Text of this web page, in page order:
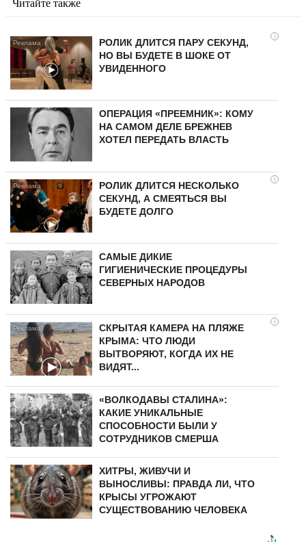
Читайте также
i
РОЛИК ДЛИТСЯ ПАРУ СЕКУНД,
НО ВЫ БУДЕТЕ В ШОКЕ ОТ
УВИДЕННОГО
ОПЕРАЦИЯ «ПРЕЕМНИК»: КОМУ
НА САМОМ ДЕЛЕ БРЕЖНЕВ
ХОТЕЛ ПЕРЕДАТЬ ВЛАСТЬ
i
РОЛИК ДЛИТСЯ НЕСКОЛЬКО
СЕКУНД, А СМЕЯТЬСЯ ВЫ
БУДЕТЕ ДОЛГО
САМЫЕ ДИКИЕ
ГИГИЕНИЧЕСКИЕ ПРОЦЕДУРЫ
СЕВЕРНЫХ НАРОДОВ
i
СКРЫТАЯ КАМЕРА НА ПЛЯЖЕ
КРЫМА: ЧТО ЛЮДИ
ВЫТВОРЯЮТ, КОГДА ИХ НЕ
ВИДЯТ...
«ВОЛКОДАВЫ СТАЛИНА»:
КАКИЕ УНИКАЛЬНЫЕ
СПОСОБНОСТИ БЫЛИ У
СОТРУДНИКОВ СМЕРША
ХИТРЫ, ЖИВУЧИ И
ВЫНОСЛИВЫ: ПРАВДА ЛИ, ЧТО
КРЫСЫ УГРОЖАЮТ
СУЩЕСТВОВАНИЮ ЧЕЛОВЕКА